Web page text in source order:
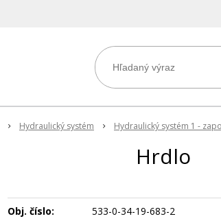
Hydraulický systém Hydraulický systém 1 -
Hrdlo
Obj. číslo: 533-0-34-19-683-2